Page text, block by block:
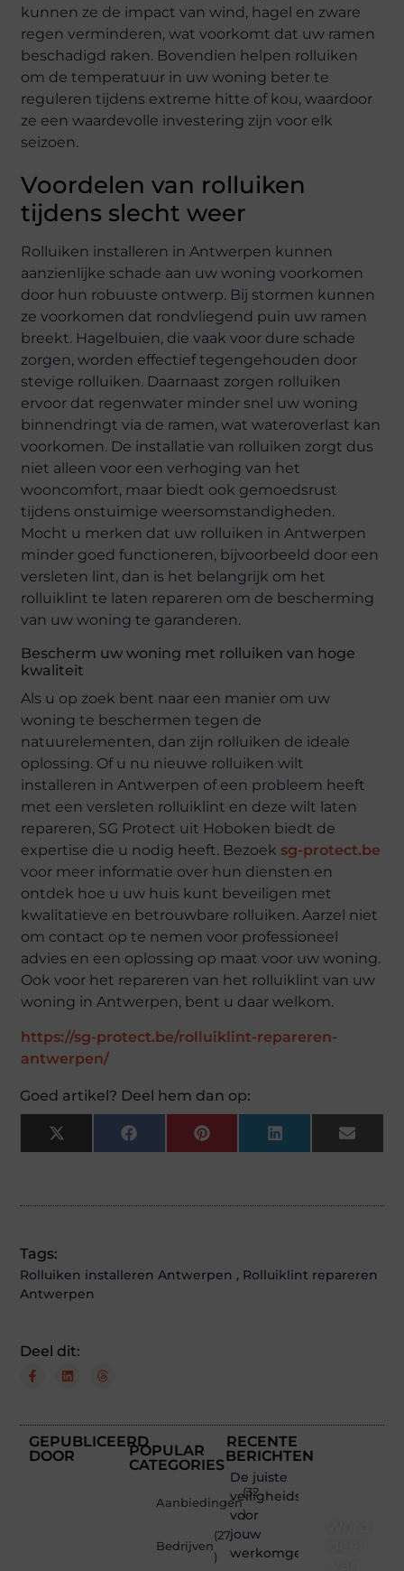
kunnen ze de impact van wind, hagel en zware
regen verminderen, wat voorkomt dat uw ramen
beschadigd raken. Bovendien helpen rolluiken
om de temperatuur in uw woning beter te
reguleren tijdens extreme hitte of kou, waardoor
ze een waardevolle investering zijn voor elk
seizoen.
Voordelen van rolluiken
tijdens slecht weer
Rolluiken installeren in Antwerpen kunnen
aanzienlijke schade aan uw woning voorkomen
door hun robuuste ontwerp. Bij stormen kunnen
ze voorkomen dat rondvliegend puin uw ramen
breekt. Hagelbuien, die vaak voor dure schade
zorgen, worden effectief tegengehouden door
stevige rolluiken. Daarnaast zorgen rolluiken
ervoor dat regenwater minder snel uw woning
binnendringt via de ramen, wat wateroverlast kan
voorkomen. De installatie van rolluiken zorgt dus
niet alleen voor een verhoging van het
wooncomfort, maar biedt ook gemoedsrust
tijdens onstuimige weersomstandigheden.
Mocht u merken dat uw rolluiken in Antwerpen
minder goed functioneren, bijvoorbeeld door een
versleten lint, dan is het belangrijk om het
rolluiklint te laten repareren om de bescherming
van uw woning te garanderen.
Bescherm uw woning met rolluiken van hoge
kwaliteit
Als u op zoek bent naar een manier om uw
woning te beschermen tegen de
natuurelementen, dan zijn rolluiken de ideale
oplossing. Of u nu nieuwe rolluiken wilt
installeren in Antwerpen of een probleem heeft
met een versleten rolluiklint en deze wilt laten
repareren, SG Protect uit Hoboken biedt de
expertise die u nodig heeft. Bezoek sg-protect.be
voor meer informatie over hun diensten en
ontdek hoe u uw huis kunt beveiligen met
kwalitatieve en betrouwbare rolluiken. Aarzel niet
om contact op te nemen voor professioneel
advies en een oplossing op maat voor uw woning.
Ook voor het repareren van het rolluiklint van uw
woning in Antwerpen, bent u daar welkom.
https://sg-protect.be/rolluiklint-repareren-
antwerpen/
Goed artikel? Deel hem dan op:
X
(Twitter)
FacebookPinterestLinkedInEmail
Tags:
Rolluiken installeren Antwerpen , Rolluiklint repareren
Antwerpen
Deel dit:
GEPUBLICEERD
DOOR
POPULAR
CATEGORIES
Aanbiedingen
(32
)
Bedrijven
(27
)
RECENTE
BERICHTEN
De juiste
veiligheidsschoenen
voor
jouw
werkomgeving